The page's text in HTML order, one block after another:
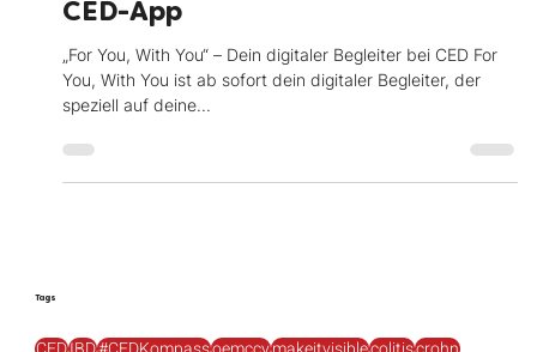
„For You, With You“ – Die neue
CED-App
„For You, With You“ – Dein digitaler Begleiter bei CED For
speziell auf deine...
Tags